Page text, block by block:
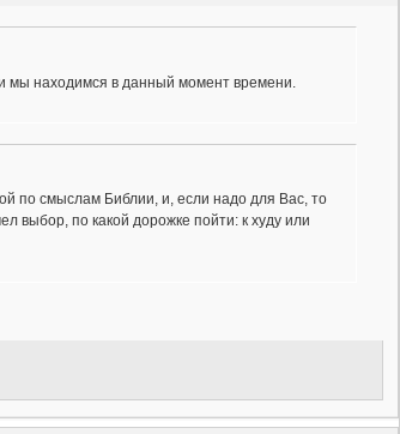
мы находимся в данный момент времени.
по смыслам Библии, и, если надо для Вас, то
выбор, по какой дорожке пойти: к худу или